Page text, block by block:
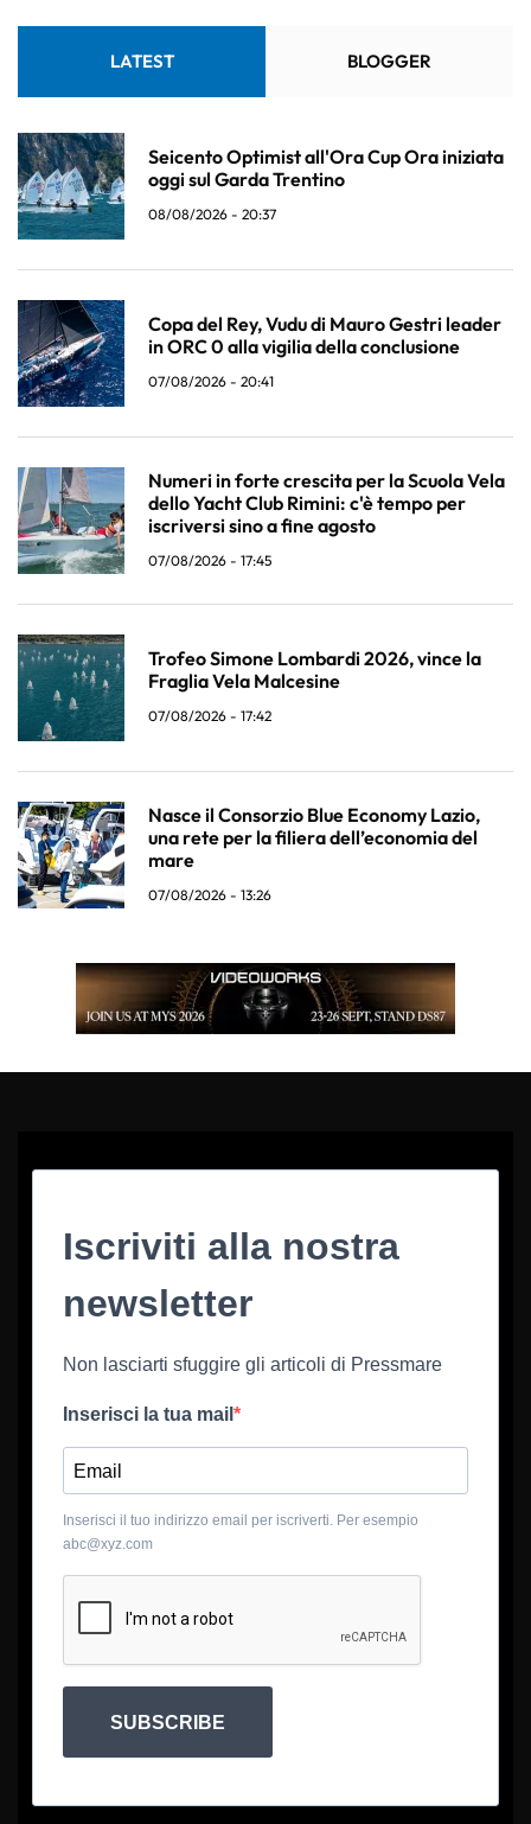
LATEST BLOGGER
Seicento Optimist all'Ora Cup Ora iniziata
oggi sul Garda Trentino
08/08/2026 - 20:37
Copa del Rey, Vudu di Mauro Gestri leader
in ORC 0 alla vigilia della conclusione
07/08/2026 - 20:41
Numeri in forte crescita per la Scuola Vela
dello Yacht Club Rimini: c'è tempo per
iscriversi sino a fine agosto
07/08/2026 - 17:45
Trofeo Simone Lombardi 2026, vince la
Fraglia Vela Malcesine
07/08/2026 - 17:42
Nasce il Consorzio Blue Economy Lazio,
una rete per la filiera dell’economia del
mare
07/08/2026 - 13:26
Iscriviti alla nostra
newsletter
Non lasciarti sfuggire gli articoli di Pressmare
Inserisci la tua mail
Inserisci il tuo indirizzo email per iscriverti. Per esempio
abc@xyz.com
SUBSCRIBE